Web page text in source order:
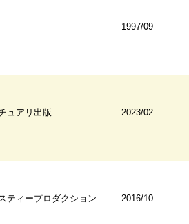
1997/09
ュアリ出版 2023/02
ティープロダクション 2016/10